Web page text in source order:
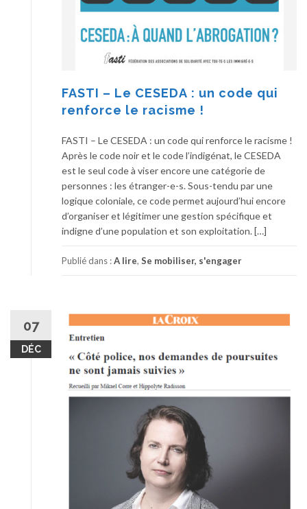
FASTI – Le CESEDA : un code qui
renforce le racisme !
FASTI – Le CESEDA : un code qui renforce le racisme !
Après le code noir et le code l’indigénat, le CESEDA
est le seul code à viser encore une catégorie de
personnes : les étranger-e-s. Sous-tendu par une
logique coloniale, ce code permet aujourd’hui encore
d’organiser et légitimer une gestion spécifique et
indigne d’une population et son exploitation. […]
Publié dans :A lire, Se mobiliser, s'engager
07
DÉC